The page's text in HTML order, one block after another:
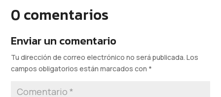
0 comentarios
Enviar un comentario
Tu dirección de correo electrónico no será publicada. Los
campos obligatorios están marcados con *